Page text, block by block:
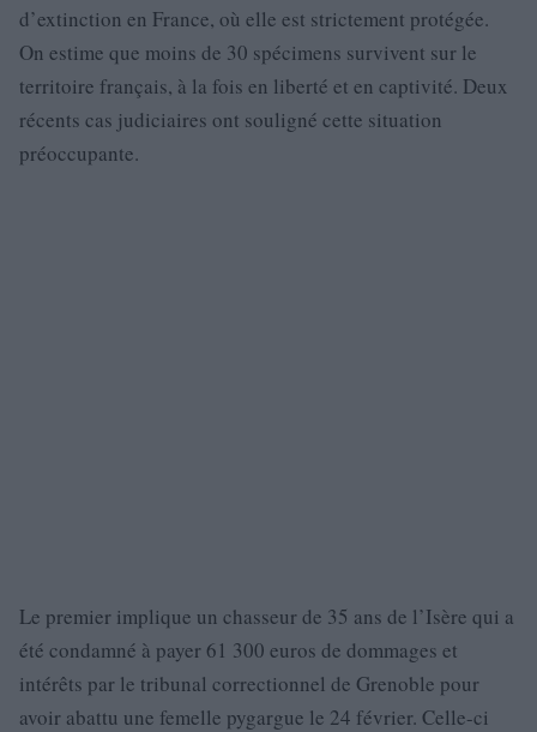
d’extinction en France, où elle est strictement protégée.
On estime que moins de 30 spécimens survivent sur le
territoire français, à la fois en liberté et en captivité. Deux
récents cas judiciaires ont souligné cette situation
préoccupante.
Le premier implique un chasseur de 35 ans de l’Isère qui a
été condamné à payer 61 300 euros de dommages et
intérêts par le tribunal correctionnel de Grenoble pour
avoir abattu une femelle pygargue le 24 février. Celle-ci